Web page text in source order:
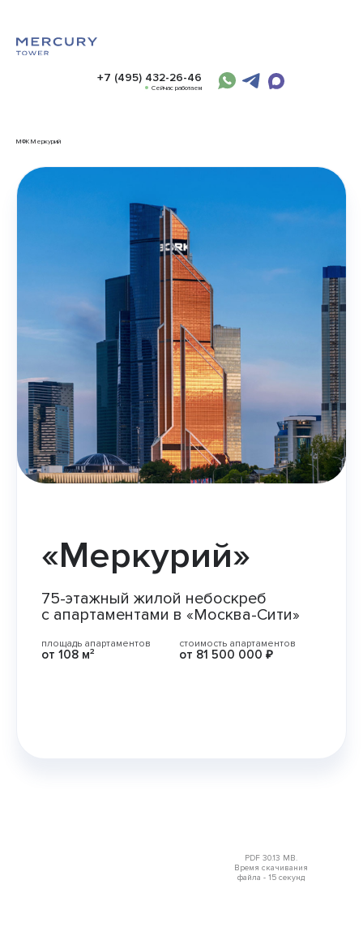
МФК Меркурий
+7 (495) 432-26-46
Сейчас работаем
«Меркурий»
75-этажный жилой небоскреб
с апартаментами в «Москва-Сити»
площадь апартаментов
от 108 м²
стоимость апартаментов
от 81 500 000 ₽
PDF 30.13 MB.
Время скачивания
файла - 15 секунд